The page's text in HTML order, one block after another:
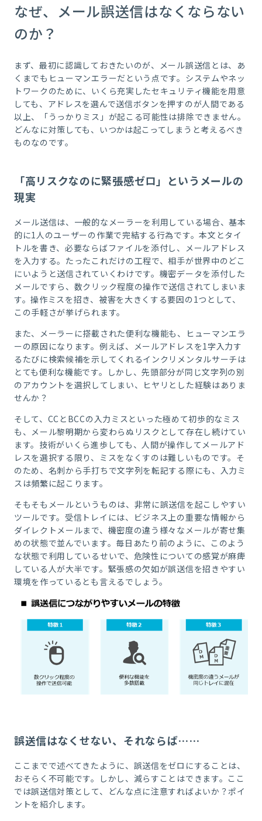
なぜ、メール誤送信はなくならない
のか？
まず、最初に認識しておきたいのが、メール誤送信とは、あ
くまでもヒューマンエラーだという点です。システムやネッ
トワークのために、いくら充実したセキュリティ機能を用意
しても、アドレスを選んで送信ボタンを押すのが人間である
以上、「うっかりミス」が起こる可能性は排除できません。
どんなに対策しても、いつかは起こってしまうと考えるべき
ものなのです。
「高リスクなのに緊張感ゼロ」というメールの
現実
メール送信は、一般的なメーラーを利用している場合、基本
的に1人のユーザーの作業で完結する行為です。本文とタイ
トルを書き、必要ならばファイルを添付し、メールアドレス
を入力する。たったこれだけの工程で、相手が世界中のどこ
にいようと送信されていくわけです。機密データを添付した
メールですら、数クリック程度の操作で送信されてしまいま
す。操作ミスを招き、被害を大きくする要因の 1つとして、
この手軽さが挙げられます。
また、メーラーに搭載された便利な機能も、ヒューマンエラ
ーの原因になります。例えば、メールアドレスを1字入力す
るたびに検索候補を示してくれるインクリメンタルサーチは
とても便利な機能です。しかし、先頭部分が同じ文字列の別
のアカウントを選択してしまい、ヒヤリとした経験はありま
せんか？
そして、 CC と BCCの入力ミスといった極めて初歩的なミス
も、メール黎明期から変わらぬリスクとして存在し続けてい
ます。技術がいくら進歩しても、人間が操作してメールアド
レスを選択する限り、ミスをなくすのは難しいものです。そ
のため、名刺から手打ちで文字列を転記する際にも、入力ミ
スは頻繁に起こります。
そもそもメールというものは、非常に誤送信を起こしやすい
ツールです。受信トレイには、ビジネス上の重要な情報から
ダイレクトメールまで、機密度の違う様々なメールが寄せ集
めの状態で並んでいます。毎日あたり前のように、このよう
な状態で利用しているせいで、危険性についての感覚が麻痺
している人が大半です。緊張感の欠如が誤送信を招きやすい
環境を作っているとも言えるでしょう。
誤送信はなくせない、それならば……
ここまでで述べてきたように、誤送信をゼロにすることは、
おそらく不可能です。しかし、減らすことはできます。ここ
では誤送信対策として、どんな点に注意すればよいか？ポイ
ントを紹介します。